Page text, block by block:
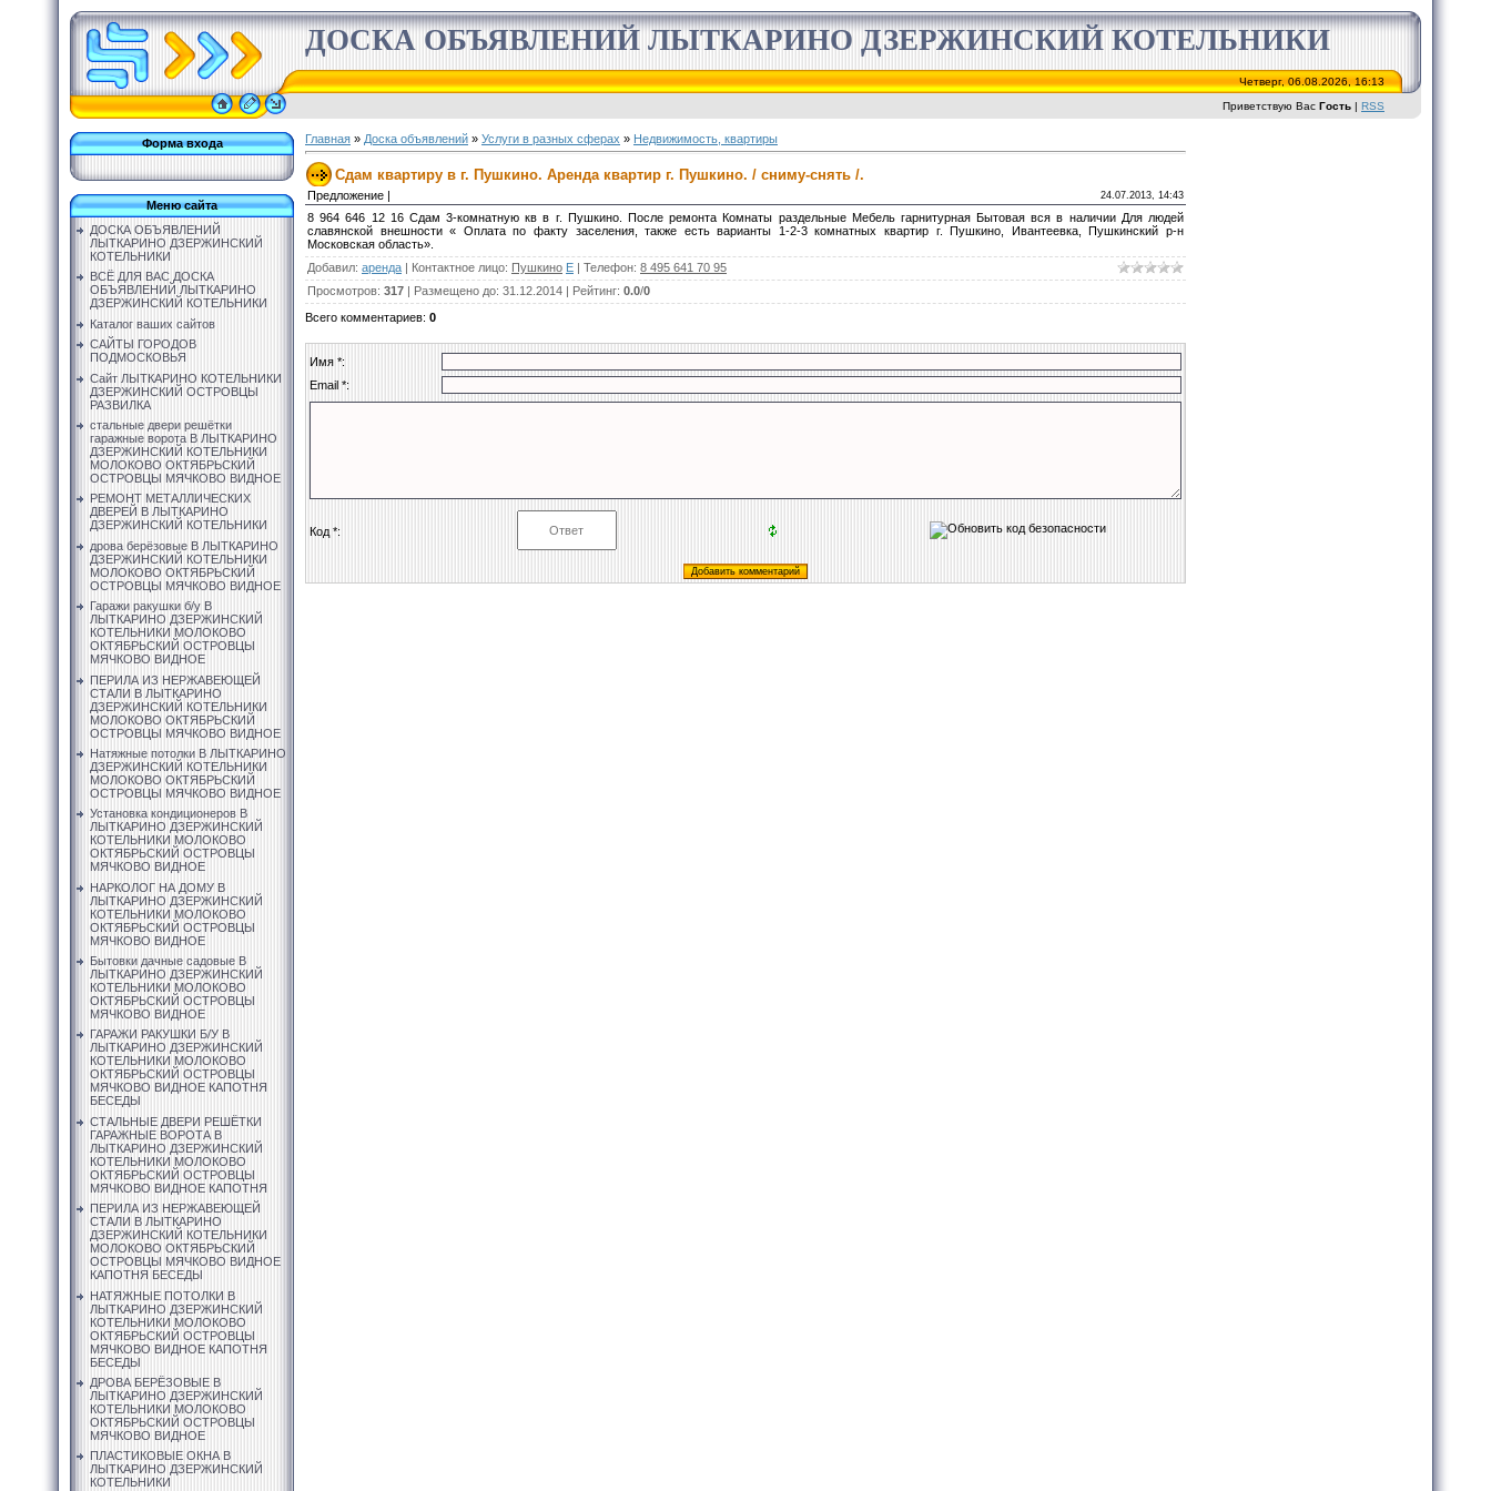
ДОСКА ОБЪЯВЛЕНИЙ ЛЫТКАРИНО ДЗЕРЖИНСКИЙ КОТЕЛЬНИКИ
Четверг, 06.08.2026, 16:13
Приветствую Вас Гость | RSS
Форма входа
Меню сайта
ДОСКА ОБЪЯВЛЕНИЙ
ЛЫТКАРИНО ДЗЕРЖИНСКИЙ
КОТЕЛЬНИКИ
ВСЁ ДЛЯ ВАС ДОСКА
ОБЪЯВЛЕНИЙ ЛЫТКАРИНО
ДЗЕРЖИНСКИЙ КОТЕЛЬНИКИ
Каталог ваших сайтов
САЙТЫ ГОРОДОВ
ПОДМОСКОВЬЯ
Сайт ЛЫТКАРИНО КОТЕЛЬНИКИ
ДЗЕРЖИНСКИЙ ОСТРОВЦЫ
РАЗВИЛКА
стальные двери решётки
гаражные ворота В ЛЫТКАРИНО
ДЗЕРЖИНСКИЙ КОТЕЛЬНИКИ
МОЛОКОВО ОКТЯБРЬСКИЙ
ОСТРОВЦЫ МЯЧКОВО ВИДНОЕ
РЕМОНТ МЕТАЛЛИЧЕСКИХ
ДВЕРЕЙ В ЛЫТКАРИНО
ДЗЕРЖИНСКИЙ КОТЕЛЬНИКИ
дрова берёзовые В ЛЫТКАРИНО
ДЗЕРЖИНСКИЙ КОТЕЛЬНИКИ
МОЛОКОВО ОКТЯБРЬСКИЙ
ОСТРОВЦЫ МЯЧКОВО ВИДНОЕ
Гаражи ракушки б/у В
ЛЫТКАРИНО ДЗЕРЖИНСКИЙ
КОТЕЛЬНИКИ МОЛОКОВО
ОКТЯБРЬСКИЙ ОСТРОВЦЫ
МЯЧКОВО ВИДНОЕ
ПЕРИЛА ИЗ НЕРЖАВЕЮЩЕЙ
СТАЛИ В ЛЫТКАРИНО
ДЗЕРЖИНСКИЙ КОТЕЛЬНИКИ
МОЛОКОВО ОКТЯБРЬСКИЙ
ОСТРОВЦЫ МЯЧКОВО ВИДНОЕ
Натяжные потолки В ЛЫТКАРИНО
ДЗЕРЖИНСКИЙ КОТЕЛЬНИКИ
МОЛОКОВО ОКТЯБРЬСКИЙ
ОСТРОВЦЫ МЯЧКОВО ВИДНОЕ
Установка кондиционеров В
ЛЫТКАРИНО ДЗЕРЖИНСКИЙ
КОТЕЛЬНИКИ МОЛОКОВО
ОКТЯБРЬСКИЙ ОСТРОВЦЫ
МЯЧКОВО ВИДНОЕ
НАРКОЛОГ НА ДОМУ В
ЛЫТКАРИНО ДЗЕРЖИНСКИЙ
КОТЕЛЬНИКИ МОЛОКОВО
ОКТЯБРЬСКИЙ ОСТРОВЦЫ
МЯЧКОВО ВИДНОЕ
Бытовки дачные садовые В
ЛЫТКАРИНО ДЗЕРЖИНСКИЙ
КОТЕЛЬНИКИ МОЛОКОВО
ОКТЯБРЬСКИЙ ОСТРОВЦЫ
МЯЧКОВО ВИДНОЕ
ГАРАЖИ РАКУШКИ Б/У В
ЛЫТКАРИНО ДЗЕРЖИНСКИЙ
КОТЕЛЬНИКИ МОЛОКОВО
ОКТЯБРЬСКИЙ ОСТРОВЦЫ
МЯЧКОВО ВИДНОЕ КАПОТНЯ
БЕСЕДЫ
СТАЛЬНЫЕ ДВЕРИ РЕШЁТКИ
ГАРАЖНЫЕ ВОРОТА В
ЛЫТКАРИНО ДЗЕРЖИНСКИЙ
КОТЕЛЬНИКИ МОЛОКОВО
ОКТЯБРЬСКИЙ ОСТРОВЦЫ
МЯЧКОВО ВИДНОЕ КАПОТНЯ
ПЕРИЛА ИЗ НЕРЖАВЕЮЩЕЙ
СТАЛИ В ЛЫТКАРИНО
ДЗЕРЖИНСКИЙ КОТЕЛЬНИКИ
МОЛОКОВО ОКТЯБРЬСКИЙ
ОСТРОВЦЫ МЯЧКОВО ВИДНОЕ
КАПОТНЯ БЕСЕДЫ
НАТЯЖНЫЕ ПОТОЛКИ В
ЛЫТКАРИНО ДЗЕРЖИНСКИЙ
КОТЕЛЬНИКИ МОЛОКОВО
ОКТЯБРЬСКИЙ ОСТРОВЦЫ
МЯЧКОВО ВИДНОЕ КАПОТНЯ
БЕСЕДЫ
ДРОВА БЕРЁЗОВЫЕ В
ЛЫТКАРИНО ДЗЕРЖИНСКИЙ
КОТЕЛЬНИКИ МОЛОКОВО
ОКТЯБРЬСКИЙ ОСТРОВЦЫ
МЯЧКОВО ВИДНОЕ
ПЛАСТИКОВЫЕ ОКНА В
ЛЫТКАРИНО ДЗЕРЖИНСКИЙ
КОТЕЛЬНИКИ
Главная » Доска объявлений » Услуги в разных сферах » Недвижимость, квартиры
Сдам квартиру в г. Пушкино. Аренда квартир г. Пушкино. / сниму-снять /.
Предложение | 24.07.2013, 14:43
8 964 646 12 16 Сдам 3-комнатную кв в г. Пушкино. После ремонта Комнаты раздельные Мебель гарнитурная Бытовая вся в наличии Для людей
славянской внешности « Оплата по факту заселения, также есть варианты 1-2-3 комнатных квартир г. Пушкино, Ивантеевка, Пушкинский р-н
Московская область».
Добавил: аренда | Контактное лицо: Пушкино E | Телефон: 8 495 641 70 95
Просмотров: 317 | Размещено до: 31.12.2014 | Рейтинг: 0.0/0
Всего комментариев: 0
Имя *:
Email *:
Код *: